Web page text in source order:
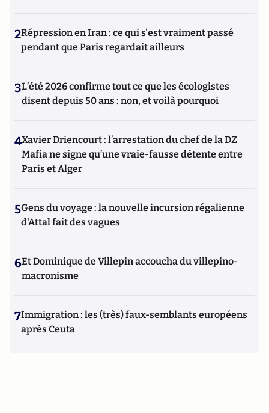
2Répression en Iran : ce qui s'est vraiment passé
pendant que Paris regardait ailleurs
3L’été 2026 confirme tout ce que les écologistes
disent depuis 50 ans : non, et voilà pourquoi
4Xavier Driencourt : l’arrestation du chef de la DZ
Mafia ne signe qu’une vraie-fausse détente entre
Paris et Alger
5Gens du voyage : la nouvelle incursion régalienne
d'Attal fait des vagues
6Et Dominique de Villepin accoucha du villepino-
macronisme
7Immigration : les (très) faux-semblants européens
après Ceuta